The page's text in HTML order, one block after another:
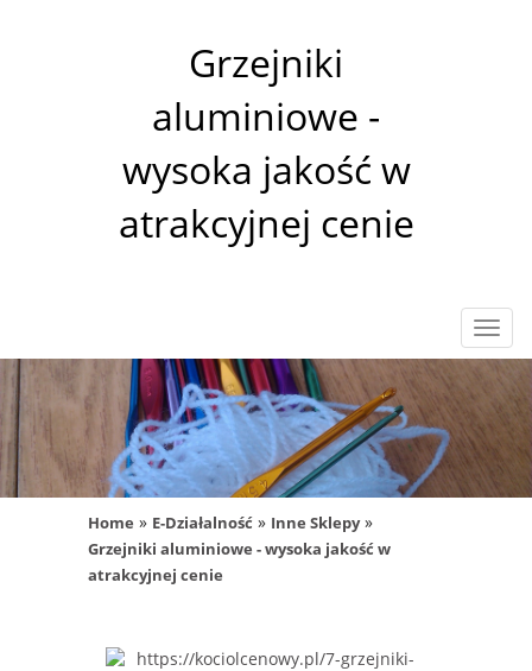
Grzejniki
aluminiowe -
wysoka jakość w
atrakcyjnej cenie
Home » E-Działalność » Inne Sklepy»
Grzejniki aluminiowe - wysoka jakość w
atrakcyjnej cenie